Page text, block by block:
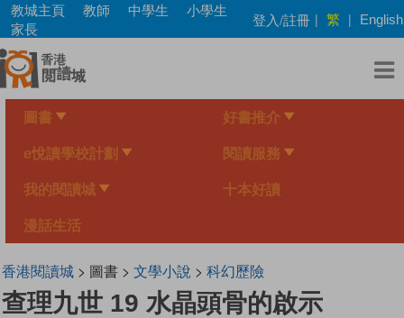
Skip
main
content
教城主頁 教師 中學生
小學生
家長
登入/註冊 | 繁 | English
圖書 好書推介
e悅讀學校計劃 閱讀服務
我的閱讀城 十本好讀
漫話生活
香港閱讀城> 圖書 > 文學小說 > 科幻歷險
查理九世 19 水晶頭骨的啟示